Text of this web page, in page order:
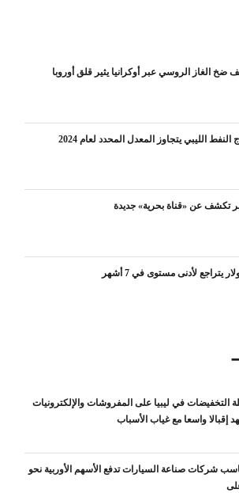
ضخ الغاز الروسي عبر أوكرانيا يثير قلق أوروبا
النفط الليبي يتجاوز المعدل المحدد لعام 2024
تكشف عن «قناة بحرية» جديدة
يتراجع لأدنى مستوى في 7 أشهر
التخفيضات في ليبيا على المفروشات والإلكترونيات
إقبالا واسعا مع غياب الأسباب
شركات صناعة السيارات تدفع الأسهم الأوربية نحو